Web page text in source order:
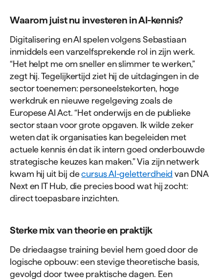
Waarom juist nu investeren in AI-kennis?
Digitalisering en AI spelen volgens Sebastiaan
inmiddels een vanzelfsprekende rol in zijn werk.
“Het helpt me om sneller en slimmer te werken,”
zegt hij. Tegelijkertijd ziet hij de uitdagingen in de
sector toenemen: personeelstekorten, hoge
werkdruk en nieuwe regelgeving zoals de
Europese AI Act. “Het onderwijs en de publieke
sector staan voor grote opgaven. Ik wilde zeker
weten dat ik organisaties kan begeleiden met
actuele kennis én dat ik intern goed onderbouwde
strategische keuzes kan maken.” Via zijn netwerk
kwam hij uit bij decursus AI-geletterdheid van DNA
Next en IT Hub, die precies bood wat hij zocht:
direct toepasbare inzichten.
Sterke mix van theorie en praktijk
De driedaagse training beviel hem goed door de
logische opbouw: een stevige theoretische basis,
gevolgd door twee praktische dagen. Een